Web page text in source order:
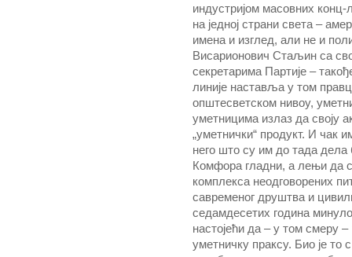
индустријом масовних
на једној страни света –
имена и изглед, али не и
Висарионович Стаљин са
секретарима Партије –
линије наставља у том
општесветском нивоу,
уметницима излаз да своју
„уметнички“ продукт. И чак
него што су им до тада дела
Комфора гладни, а лењи да
комплекса неодговорених
савременог друштва и
седамдесетих година
настојећи да – у том смеру
уметничку праксу. Био је то